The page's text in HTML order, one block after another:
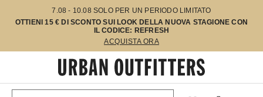
7.08 - 10.08 SOLO PER UN PERIODO LIMITATO
OTTIENI 15 € DI SCONTO SUI LOOK DELLA NUOVA STAGIONE CON
IL CODICE: REFRESH
ACQUISTA ORA